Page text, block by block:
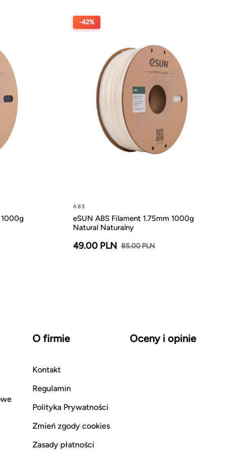
1000g
-42%
ABS
eSUN ABS Filament 1.75mm 1000g
Natural Naturalny
49.00 PLN 85.00 PLN
O firmie
Kontakt
Regulamin
Polityka Prywatności
Zmień zgody cookies
Zasady płatności
Oceny i opinie